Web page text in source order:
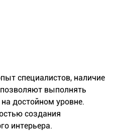
специалистов, наличие
выполнять
достойном уровне.
создания
интерьера.